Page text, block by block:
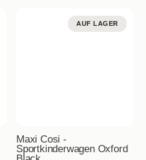
AUF LAGER
Maxi Cosi -
Sportkinderwagen Oxford